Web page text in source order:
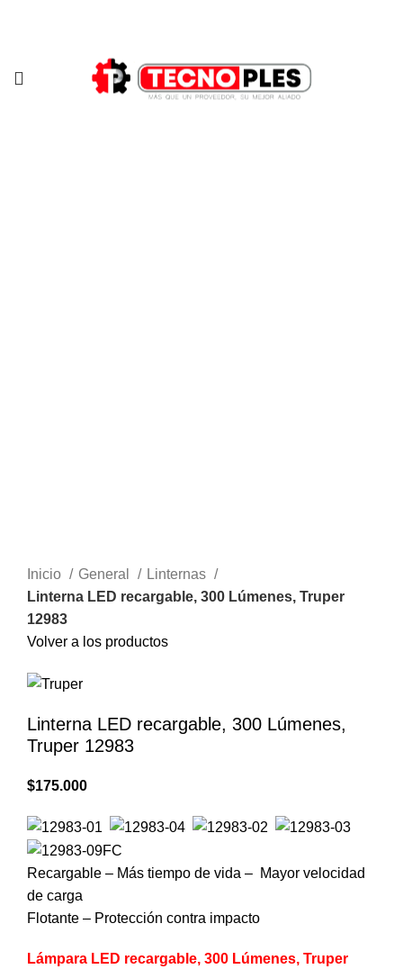
Inicio General
Linternas
Linterna LED recargable, 300 Lúmenes, Truper
12983
Volver a los productos
Linterna LED recargable, 300 Lúmenes,
Truper 12983
$175.000
Recargable – Más tiempo de vida – Mayor velocidad
de carga
Flotante – Protección contra impacto
Lámpara LED recargable, 300 Lúmenes, Truper